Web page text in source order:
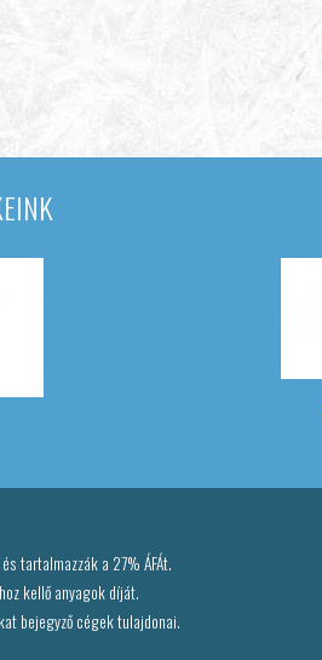
tartalmazzák a 27% ÁFÁt.
kellő anyagok díját.
bejegyző cégek tulajdonai.